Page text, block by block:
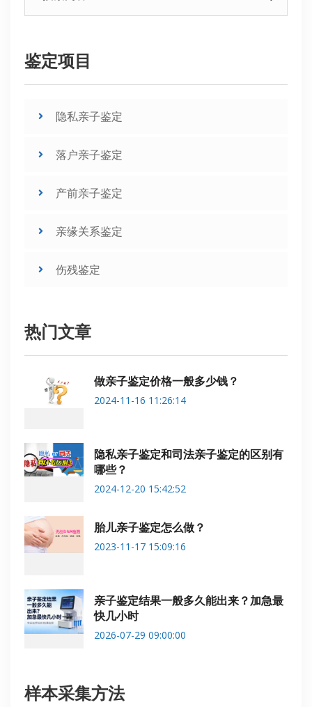
鉴定项目
隐私亲子鉴定
落户亲子鉴定
产前亲子鉴定
亲缘关系鉴定
伤残鉴定
热门文章
做亲子鉴定价格一般多少钱？
2024-11-16 11:26:14
隐私亲子鉴定和司法亲子鉴定的区别有
哪些？
2024-12-20 15:42:52
胎儿亲子鉴定怎么做？
2023-11-17 15:09:16
亲子鉴定结果一般多久能出来？加急最
快几小时
2026-07-29 09:00:00
样本采集方法